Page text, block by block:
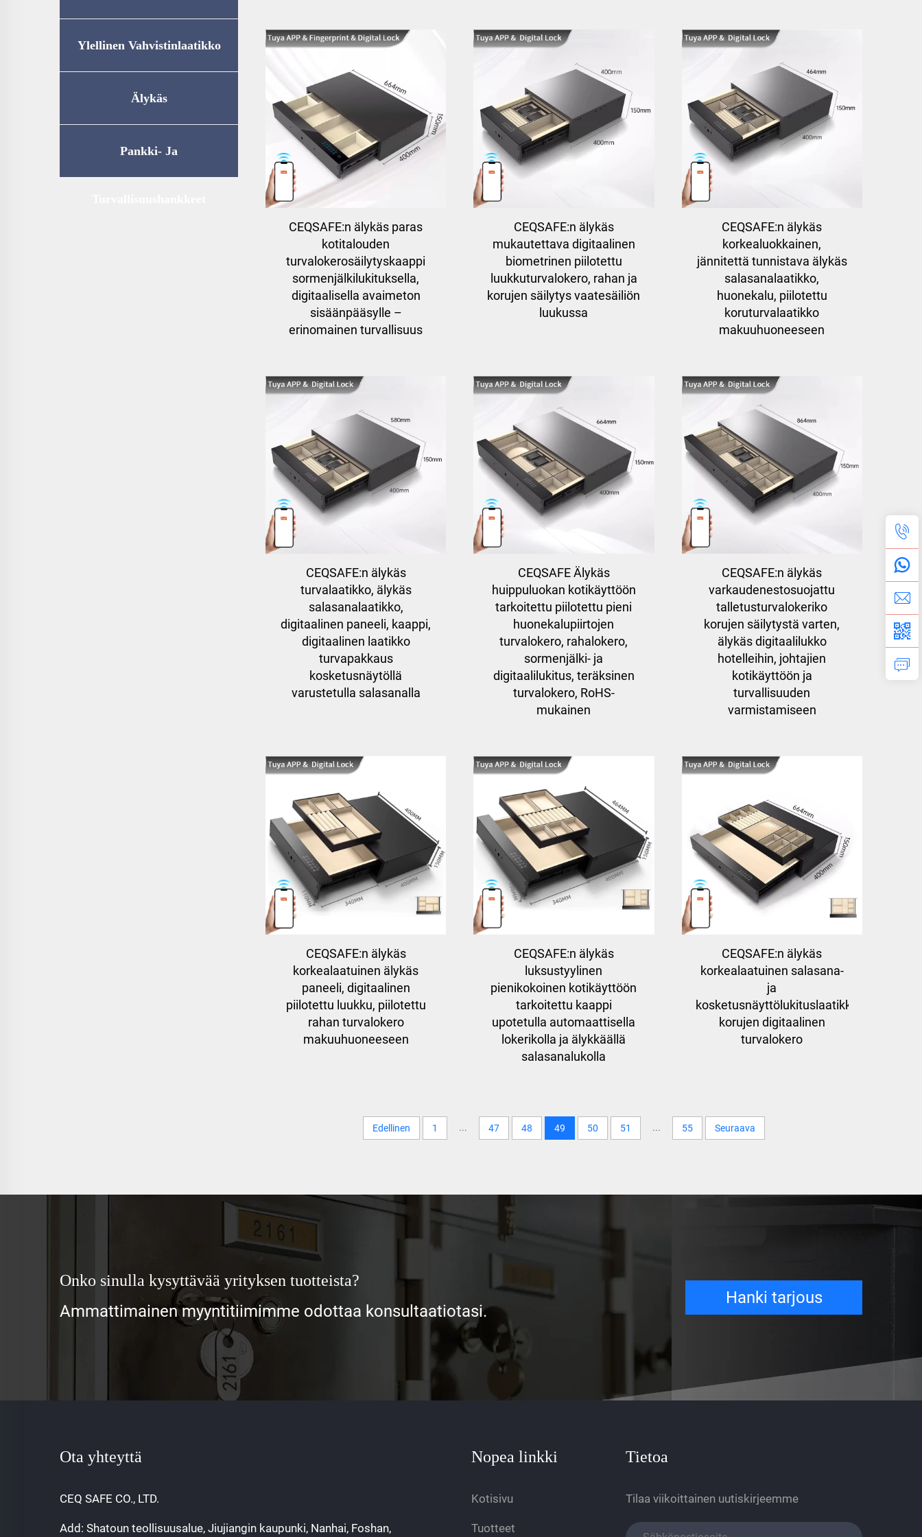
Ylellinen Vahvistinlaatikko
Älykäs
Kotitalousvarastointi
Pankki- Ja
CEQSAFE:n älykäs paras
kotitalouden
turvalokerosäilytyskaappi
sormenjälkilukituksella,
digitaalisella avaimeton
sisäänpääsylle –
erinomainen turvallisuus
CEQSAFE:n älykäs
mukautettava digitaalinen
biometrinen piilotettu
luukkuturvalokero, rahan ja
korujen säilytys vaatesäiliön
luukussa
CEQSAFE:n älykäs
korkealuokkainen,
jännitettä tunnistava älykäs
salasanalaatikko,
huonekalu, piilotettu
koruturvalaatikko
makuuhuoneeseen
CEQSAFE:n älykäs
turvalaatikko, älykäs
salasanalaatikko,
digitaalinen paneeli, kaappi,
digitaalinen laatikko
turvapakkaus
kosketusnäytöllä
varustetulla salasanalla
CEQSAFE Älykäs
huippuluokan kotikäyttöön
tarkoitettu piilotettu pieni
huonekalupiirtojen
turvalokero, rahalokero,
sormenjälki- ja
digitaalilukitus, teräksinen
turvalokero, RoHS-
mukainen
CEQSAFE:n älykäs
varkaudenestosuojattu
talletusturvalokeriko
korujen säilytystä varten,
älykäs digitaalilukko
hotelleihin, johtajien
kotikäyttöön ja
turvallisuuden
varmistamiseen
CEQSAFE:n älykäs
korkealaatuinen älykäs
paneeli, digitaalinen
piilotettu luukku, piilotettu
rahan turvalokero
makuuhuoneeseen
CEQSAFE:n älykäs
luksustyylinen
pienikokoinen kotikäyttöön
tarkoitettu kaappi
upotetulla automaattisella
lokerikolla ja älykkäällä
salasanalukolla
CEQSAFE:n älykäs
korkealaatuinen salasana-
ja
kosketusnäyttölukituslaatikko,
korujen digitaalinen
turvalokero
Edellinen 1 ... 47 48 49 50 51 ... 55 Seuraava
Onko sinulla kysyttävää yrityksen tuotteista?
Ammattimainen myyntitiimimme odottaa konsultaatiotasi.
Hanki tarjous
Ota yhteyttä
CEQ SAFE CO., LTD.
Add: Shatoun teollisuusalue, Jiujiangin kaupunki, Nanhai, Foshan,
Nopea linkki
Kotisivu
Tuotteet
Tietoa
Tilaa viikoittainen uutiskirjeemme